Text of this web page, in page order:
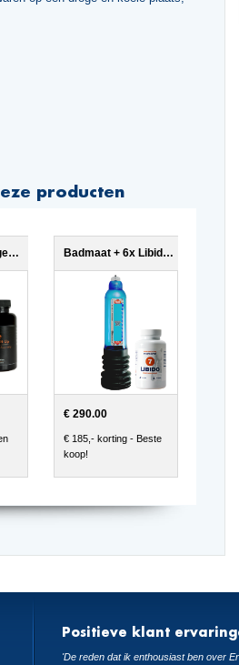
producten
Keep it up Enlargement Badmaat + 6x Libido7
€ 290.00
€ 185,- korting - Beste
koop!
Positieve klant
'De reden dat ik enthousiast ben over